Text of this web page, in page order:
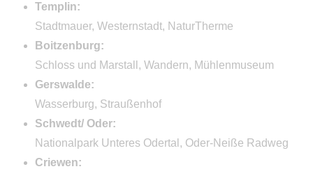
Stadt und Kultur
Freizeit Aktiv
Natur
Wasser
Service
Bestellung Campingführer
Templin:
Stadtmauer, Westernstadt, NaturTherme
Boitzenburg:
Schloss und Marstall, Wandern, Mühlenmuseum
Gerswalde:
Wasserburg, Straußenhof
Schwedt/ Oder:
Nationalpark Unteres Odertal, Oder-Neiße Radweg
Criewen: